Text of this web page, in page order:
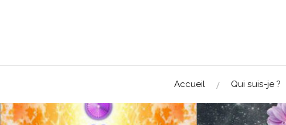
Accueil Qui suis-je ?